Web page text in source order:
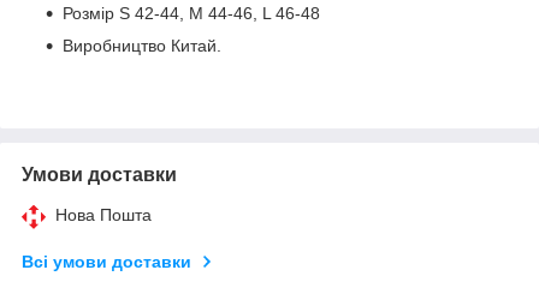
Розмір S 42-44, M 44-46, L 46-48
Виробництво Китай.
Умови доставки
Нова Пошта
Всі умови доставки